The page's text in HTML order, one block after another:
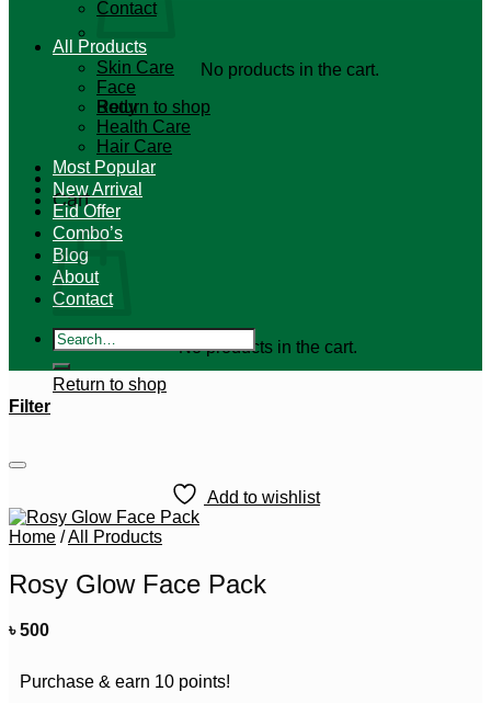
No products in the cart.
Return to shop
Cart
No products in the cart.
Return to shop
Contact
All Products
Skin Care
Face
Body
Health Care
Hair Care
Most Popular
New Arrival
Eid Offer
Combo’s
Blog
About
Contact
Search
for:
Filter
Add to wishlist
Home /All Products
Rosy Glow Face Pack
৳500
Purchase & earn 10 points!